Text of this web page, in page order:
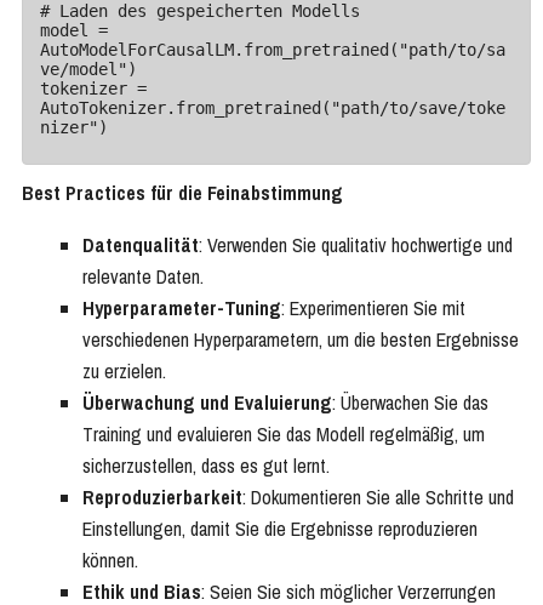
# Laden des gespeicherten Modells
model =
AutoModelForCausalLM.from_pretrained("path/to/sa
ve/model")
tokenizer =
AutoTokenizer.from_pretrained("path/to/save/toke
nizer")
Best Practices für die Feinabstimmung
Datenqualität: Verwenden Sie qualitativ hochwertige und
relevante Daten.
Hyperparameter-Tuning: Experimentieren Sie mit
verschiedenen Hyperparametern, um die besten Ergebnisse
zu erzielen.
Überwachung und Evaluierung: Überwachen Sie das
Training und evaluieren Sie das Modell regelmäßig, um
sicherzustellen, dass es gut lernt.
Reproduzierbarkeit: Dokumentieren Sie alle Schritte und
Einstellungen, damit Sie die Ergebnisse reproduzieren
können.
Ethik und Bias: Seien Sie sich möglicher Verzerrungen